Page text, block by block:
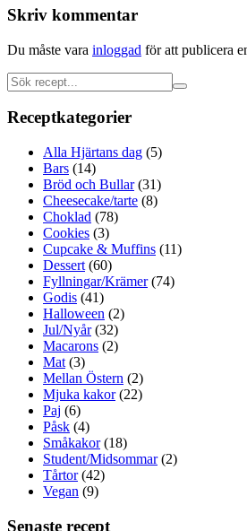
Skriv kommentar
Du måste vara inloggad för att publicera
Receptkategorier
Alla Hjärtans dag (5)
Bars (14)
Bröd och Bullar(31)
Cheesecake/tarte (8)
Choklad (78)
Cookies (3)
Cupcake & Muffins (11)
Dessert (60)
Fyllningar/Krämer(74)
Godis (41)
Halloween (2)
Jul/Nyår(32)
Macarons (2)
Mat (3)
Mellan Östern (2)
Mjuka kakor(22)
Paj (6)
Påsk (4)
Småkakor(18)
Student/Midsommar(2)
Tårtor(42)
Vegan (9)
Senaste recept